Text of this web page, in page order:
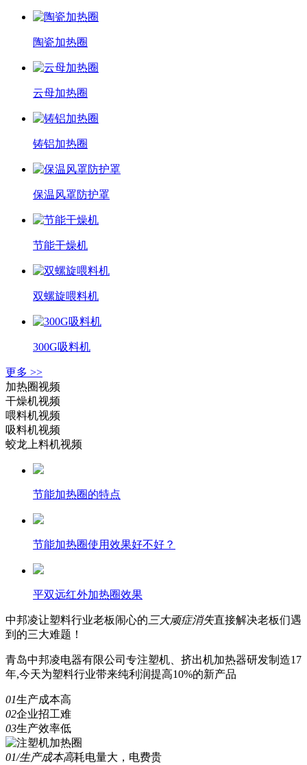
陶瓷加热圈
云母加热圈
铸铝加热圈
保温风罩防护罩
节能干燥机
双螺旋喂料机
300G吸料机
更多 >>
加热圈视频
干燥机视频
喂料机视频
吸料机视频
蛟龙上料机视频
节能加热圈的特点
节能加热圈使用效果好不好？
平双远红外加热圈效果
中邦凌让塑料行业老板闹心的 三大顽症消失直接解决老板们遇
到的三大难题！
青岛中邦凌电器有限公司专注塑机、挤出机加热器研发制造17
年,今天为塑料行业带来纯利润提高10%的新产品
01生产成本高
02企业招工难
03生产效率低
01/生产成本高耗电量大，电费贵